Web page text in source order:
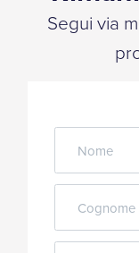
Segui via